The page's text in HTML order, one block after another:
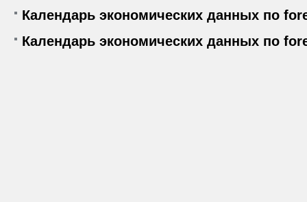
Календарь экономических данных по
Календарь экономических данных по